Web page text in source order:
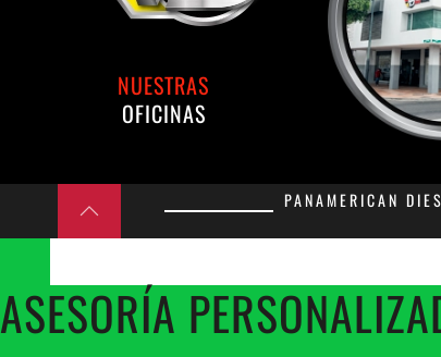
NUESTRAS
OFICINAS
PANAMERICAN
ASESORÍA